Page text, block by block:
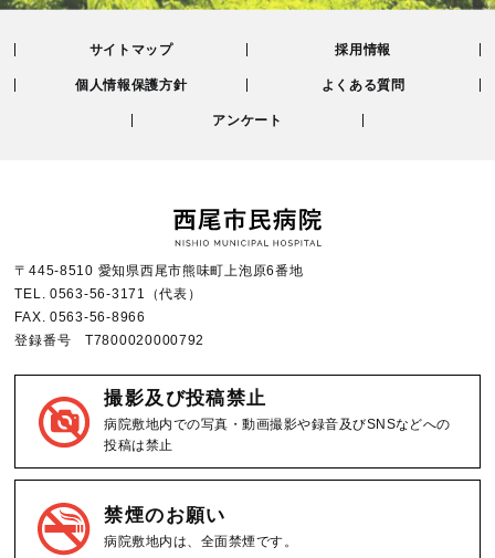
サイトマップ 採用情報
個人情報保護方針 よくある質問
アンケート
〒445-8510 愛知県西尾市熊味町上泡原6番地
TEL.0563-56-3171
（代表）
FAX.0563-56-8966
登録番号 T7800020000792
撮影及び投稿禁止
病院敷地内での写真・動画撮影や録音及びSNSなどへの
投稿は禁止
禁煙のお願い
病院敷地内は、全面禁煙です。